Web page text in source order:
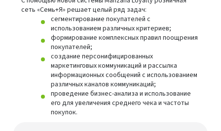
сеть «Семь+Я» решает целый ряд задач:
сегментирование покупателей с
использованием различных критериев;
формирование комплексных правил поощрения
покупателей;
создание персонифицированных
маркетинговых коммуникаций и рассылка
информационных сообщений с использованием
различных каналов коммуникаций;
проведение бизнес-анализа и использование
его для увеличения среднего чека и частоты
покупок.